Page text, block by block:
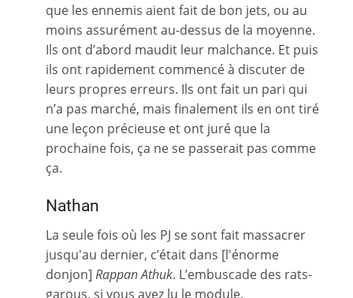
que les ennemis aient fait de bon jets, ou au
moins assurément au-dessus de la moyenne.
Ils ont d’abord maudit leur malchance. Et puis
ils ont rapidement commencé à discuter de
leurs propres erreurs. Ils ont fait un pari qui
n’a pas marché, mais finalement ils en ont tiré
une leçon précieuse et ont juré que la
prochaine fois, ça ne se passerait pas comme
ça.
Nathan
La seule fois où les PJ se sont fait massacrer
jusqu'au dernier, c’était dans [l'énorme
donjon] Rappan Athuk. L’embuscade des rats-
garous, si vous avez lu le module.